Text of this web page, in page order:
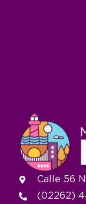
Calle 56
(02262)